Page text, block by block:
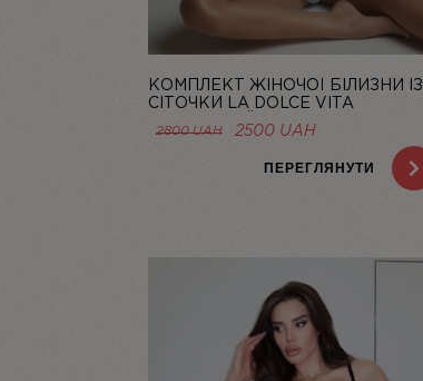
КОМПЛЕКТ ЖІНОЧОЇ БІЛИЗНИ ІЗ
СІТОЧКИ LA DOLCE VITA
БЛАКИТНИЙ | LINIYA
2800UAH
ОРИГІНАЛЬНА
2800 UAH.
2500 UAH
2500 UAH.
ПЕРЕГЛЯНУТИ